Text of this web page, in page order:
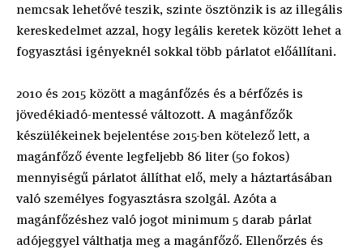
nemcsak lehetővé teszik, szinte ösztönzik is az illegális
kereskedelmet azzal, hogy legális keretek között lehet a
fogyasztási igényeknél sokkal több párlatot előállítani.
2010 és 2015 között a magánfőzés és a bérfőzés is
jövedékiadó-mentessé változott. A magánfőzők
készülékeinek bejelentése 2015-ben kötelező lett, a
magánfőző évente legfeljebb 86 liter (50 fokos)
mennyiségű párlatot állíthat elő, mely a háztartásában
való személyes fogyasztásra szolgál. Azóta a
magánfőzéshez való jogot minimum 5 darab párlat
adójeggyel válthatja meg a magánfőző. Ellenőrzés és